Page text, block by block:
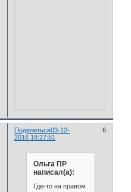
Поделиться 6
03-12-
2016 18:27:51
Ольга ПР
написал(а):
Где-то на правом